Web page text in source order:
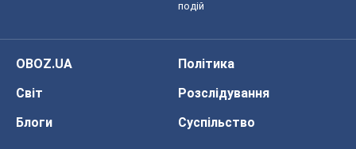
подій
OBOZ.UA
Політика
Світ
Розслідування
Блоги
Суспільство